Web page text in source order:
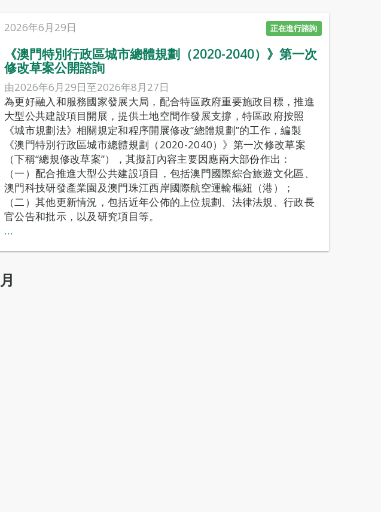
2026年6月29日 正在進行諮詢
《澳門特別行政區城市總體規劃（2020-2040）》第一次
修改草案公開諮詢
由2026年6月29日至2026年8月27日
為更好融入和服務國家發展大局，配合特區政府重要施政目標，推進
大型公共建設項目開展，提供土地空間作發展支撐，特區政府按照
《城市規劃法》相關規定和程序開展修改“總體規劃”的工作，編製
《澳門特別行政區城市總體規劃（2020-2040）》第一次修改草案
（下稱“總規修改草案”），其擬訂內容主要因應兩大部份作出：
（一）配合推進大型公共建設項目，包括澳門國際綜合旅遊文化區、
澳門科技研發產業園及澳門珠江西岸國際航空運輸樞紐（港）；
（二）其他更新情況，包括近年公佈的上位規劃、法律法規、行政長
官公告和批示，以及研究項目等。
…